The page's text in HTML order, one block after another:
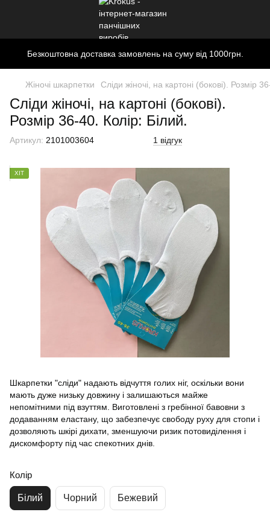
Безкоштовна доставка замовлень на суму від 1000грн.
Жіночі шкарпетки Сліди жіночі, на картоні (бокові). Розмір
Сліди жіночі, на картоні (бокові).
Розмір 36-40. Колір: Білий.
Артикул: 2101003604 1 відгук
ХІТ
Шкарпетки "cліди" надають відчуття голих ніг, оскільки вони
мають дуже низьку довжину і залишаються майже
непомітними під взуттям. Виготовлені з гребінної бавовни з
додаванням еластану, що забезпечує свободу руху для стопи і
дозволяють шкірі дихати, зменшуючи ризик потовиділення і
дискомфорту під час спекотних днів.
Колір
Білий Чорний Бежевий